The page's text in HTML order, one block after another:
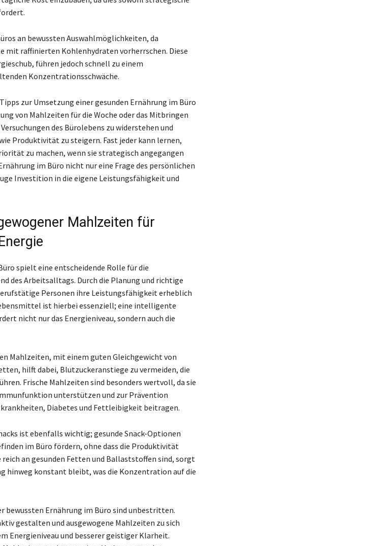
an bewussten Auswahlmöglichkeiten, da
mit raffinierten Kohlenhydraten vorherrschen. Diese
führen jedoch schnell zu einem
Konzentrationsschwäche.
zur Umsetzung einer gesunden Ernährung im Büro
von Mahlzeiten für die Woche oder das Mitbringen
des Bürolebens zu widerstehen und
Produktivität zu steigern. Fast jeder kann lernen,
zu machen, wenn sie strategisch angegangen
im Büro nicht nur eine Frage des persönlichen
Investition in die eigene Leistungsfähigkeit und
Mahlzeiten für
spielt eine entscheidende Rolle für die
des Arbeitsalltags. Durch die Planung und richtige
Personen ihre Leistungsfähigkeit erheblich
ist hierbei essenziell; eine intelligente
nicht nur das Energieniveau, sondern auch die
Mahlzeiten, mit einem guten Gleichgewicht von
hilft dabei, Blutzuckeranstiege zu vermeiden, die
Frische Mahlzeiten sind besonders wertvoll, da sie
unterstützen und zur Prävention
Diabetes und Fettleibigkeit beitragen.
ist ebenfalls wichtig; gesunde Snack-Optionen
im Büro fördern, ohne dass die Produktivität
reich an gesunden Fetten und Ballaststoffen sind, sorgt
hinweg konstant bleibt, was die Konzentration auf die
bewussten Ernährung im Büro sind unbestritten.
gestalten und ausgewogene Mahlzeiten zu sich
Energieniveau und besserer geistiger Klarheit.